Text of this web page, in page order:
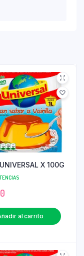
X 100G
al carrito